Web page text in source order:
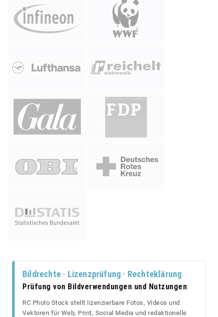
Bildrechte · Lizenzprüfung · Rechteklärung
Prüfung von Bildverwendungen und Nutzungen
RC Photo Stock stellt lizenzierbare Fotos, Videos und
Vektoren für Web, Print, Social Media und redaktionelle